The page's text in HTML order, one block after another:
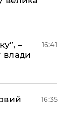
–
влади
16:41
16:35